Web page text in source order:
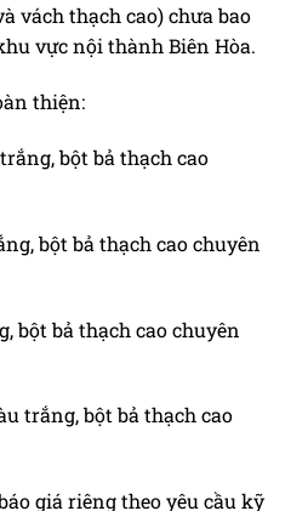
vách thạch cao) chưa bao
vực nội thành Biên Hòa.
thiện:
bột bả thạch cao
bột bả thạch cao chuyên
bột bả thạch cao chuyên
trắng, bột bả thạch cao
giá riêng theo yêu cầu kỹ